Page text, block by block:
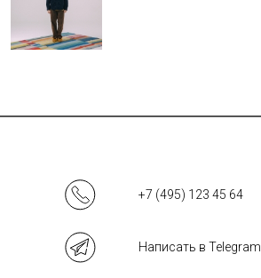
+7 (495) 123 45 64
Написать в Telegram